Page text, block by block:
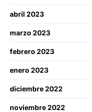
abril 2023
marzo 2023
febrero 2023
enero 2023
diciembre 2022
noviembre 2022